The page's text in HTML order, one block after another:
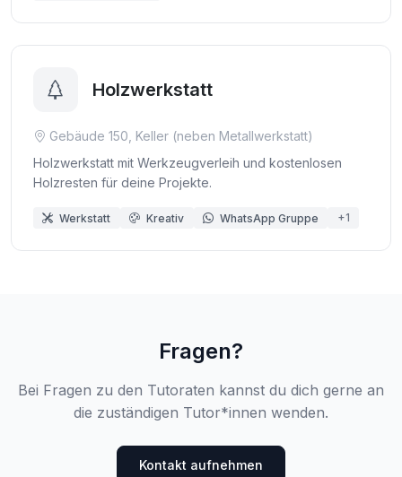
Holzwerkstatt
Gebäude 150, Keller (neben Metallwerkstatt)
Holzwerkstatt mit Werkzeugverleih und kostenlosen
Holzresten für deine Projekte.
Werkstatt Kreativ WhatsApp Gruppe +1
Fragen?
Bei Fragen zu den Tutoraten kannst du dich gerne an
die zuständigen Tutor*innen wenden.
Kontakt aufnehmen